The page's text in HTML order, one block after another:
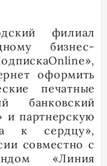
филиал
бизнес-
Online»,
оформить
печатные
банковский
и партнерскую
к сердцу»,
совместно с
«Линия